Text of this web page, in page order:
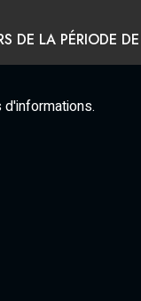
DE LA PÉRIODE